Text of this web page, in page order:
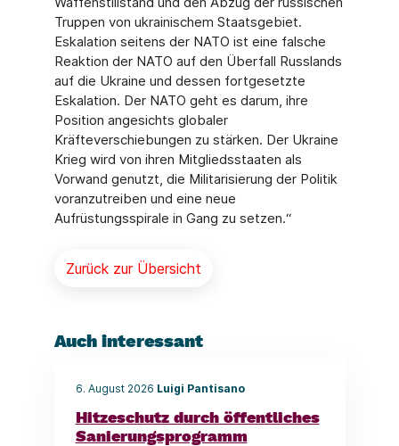
Truppen von ukrainischem Staatsgebiet.
Eskalation seitens der NATO ist eine falsche
Reaktion der NATO auf den Überfall Russlands
auf die Ukraine und dessen fortgesetzte
Eskalation. Der NATO geht es darum, ihre
Position angesichts globaler
Kräfteverschiebungen zu stärken. Der Ukraine
Krieg wird von ihren Mitgliedsstaaten als
Vorwand genutzt, die Militarisierung der Politik
voranzutreiben und eine neue
Aufrüstungsspirale in Gang zu setzen.“
Zurück zur Übersicht
Auch interessant
6. August 2026 Luigi Pantisano
Hitzeschutz durch öffentliches
Sanierungsprogramm